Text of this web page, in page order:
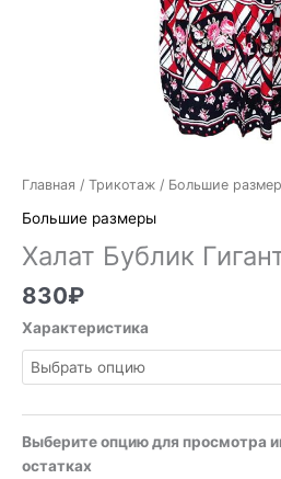
Главная / Трикотаж / Большие
Большие размеры
Халат Бублик
830₽
Характеристика
Выберите опцию для просмотра
остатках